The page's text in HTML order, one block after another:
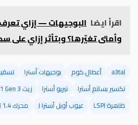
اقرأ ايضا البوجيهات — إزاي
وأمتى تغيّرها؟ وبتأثر إزاي على
a3tal أعطال.كوم بوجيهات أسترا
تكسير بساتم أسترا
تيربو أسترا زيت Dexos 1 Gen 3
ظاهرة LSPI
عيوب أوبل أسترا J محرك 1.4 تيربو A14NET